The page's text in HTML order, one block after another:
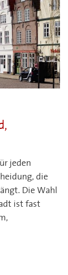
jeden
die
Die Wahl
ist fast